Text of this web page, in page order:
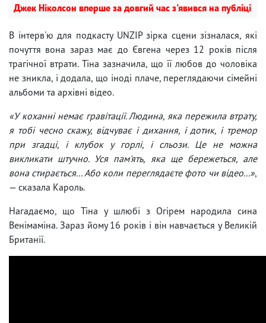
Джек Ніколсон вперше за довгий час з'явився на публіці
В інтерв'ю для подкасту UNZIP зірка сцени зізналася, які
почуття вона зараз має до Євгена через 12 років після
трагічної втрати. Тіна зазначила, що її любов до чоловіка
не зникла, і додала, що іноді плаче, переглядаючи сімейні
альбоми та архівні відео.
«У коханні немає гравітації. Людина, яка пережила втрату,
я тобі чесно скажу, відчуває і дихання, і дотик, і тремор
при згадці, і клубок у горлі, і сльози. Це не можна
викликати штучно. Уся пам'ять, яка ще бережеться, але
вона стирається... Або коли переглядаєте фото чи відео...»,
— сказала Кароль.
Нагадаємо, що Тіна у шлюбі з Огірем народила сина
Венімаміна. Зараз йому 16 років і він навчається у Великій
Британії.